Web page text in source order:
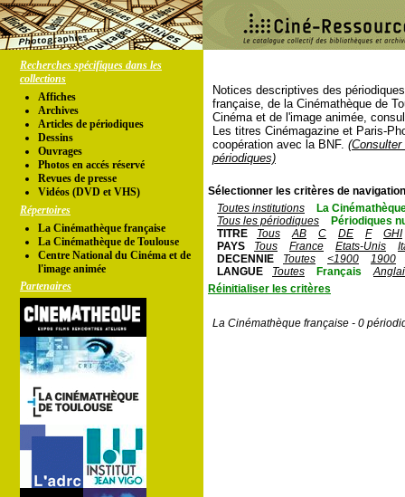
Recherches spécifiques dans les
collections
Affiches
Archives
Articles de périodiques
Dessins
Ouvrages
Photos en accés réservé
Revues de presse
Vidéos (DVD et VHS)
Répertoires
La Cinémathèque française
La Cinémathèque de Toulouse
Centre National du Cinéma et de
l'image animée
Partenaires
Notices descriptives des
française, de la Cinémathèque de
Cinéma et de l'image animée,
Les titres Cinémagazine et Paris-
coopération avec la BNF.
périodiques)
Sélectionner les critères de
Toutes institutions
La
Tous les périodiques
Périodiques
TITRE
Tous AB C DE F
GHI
PAYS
Tous France Etats-Unis
DECENNIE
Toutes <1900
1900
LANGUE
Toutes Français
Réinitialiser les critères
La Cinémathèque française - 0